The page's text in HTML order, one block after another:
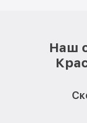
Наш